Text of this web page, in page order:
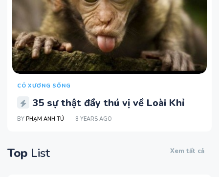
CÓ XƯƠNG SỐNG
35 sự thật đầy thú vị về Loài Khỉ
BY PHẠM ANH TÚ 8 YEARS AGO
Top List Xem tất cả